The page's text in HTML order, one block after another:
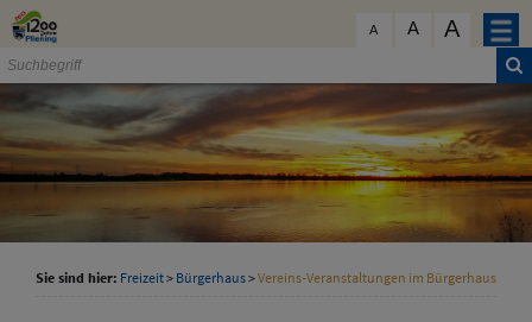
Zum Inhalt
A A A
Sie sind hier: Freizeit> Bürgerhaus>Vereins-Veranstaltungen im Bürgerhaus
schließen